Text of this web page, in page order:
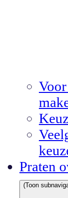
Praten
(Toon